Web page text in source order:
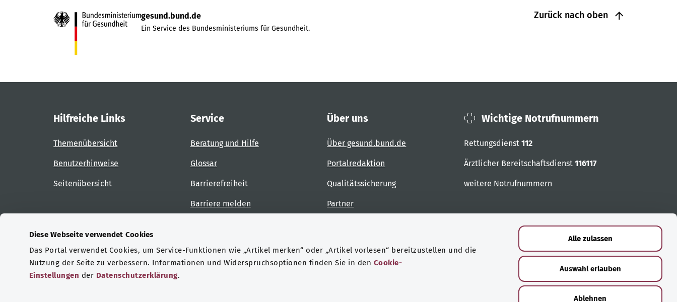
Diese Webseite verwendet Cookies
Das Portal verwendet Cookies, um Service-Funktionen wie „Artikel merken“ oder „Artikel vorlesen“ bereitzustellen und die
Nutzung der Seite zu verbessern. Informationen und Widerspruchsoptionen finden Sie in den Cookie-
Einstellungen der Datenschutzerklärung.
Alle zulassen
Auswahl erlauben
Ablehnen
Zurück nach oben
gesund.bund.de
Ein Service des Bundesministeriums für Gesundheit.
Hilfreiche Links
Themenübersicht
Benutzerhinweise
Seitenübersicht
Service
Beratung und Hilfe
Glossar
Barrierefreiheit
Barriere melden
Über uns
Über gesund.bund.de
Portalredaktion
Qualitätssicherung
Partner
Wichtige Notrufnummern
Rettungsdienst 112
Ärztlicher Bereitschaftsdienst 116117
weitere Notrufnummern
Zertifizierungen